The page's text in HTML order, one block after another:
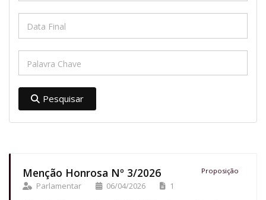
Menção Honrosa Nº 3/2026 Proposição
Parlamentar 06/04/2026 1
Pesquisar